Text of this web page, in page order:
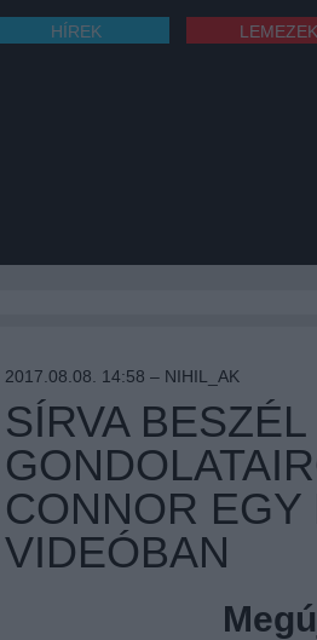
HÍREK LEMEZEK
2017.08.08. 14:58 – NIHIL_AK
SÍRVA
CONNOR EGY
VIDEÓBAN